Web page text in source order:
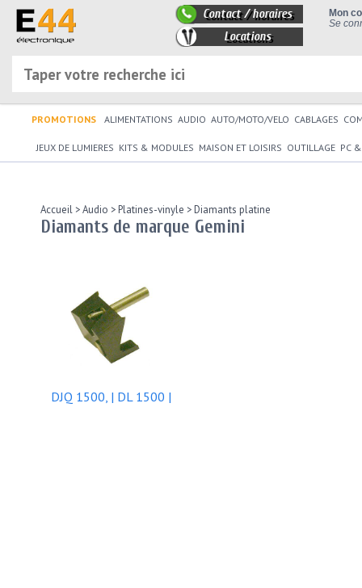
Mon
Se
Contact / horaires
Locations
PROMOTIONS ALIMENTATIONS AUDIO AUTO/MOTO/VELO CABLAGES
JEUX DE LUMIERES KITS & MODULES MAISON ET LOISIRS OUTILLAGE PC
Accueil >Audio >Platines-vinyle >Diamants platine
Diamants de marque Gemini
DJQ 1500, | DL 1500 |